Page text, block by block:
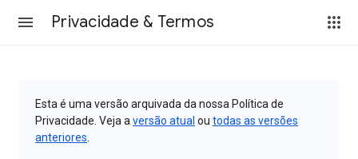
Privacidade & Termos
Esta é uma versão arquivada da nossa Política de
Privacidade. Veja a versão atual ou todas as versões
anteriores